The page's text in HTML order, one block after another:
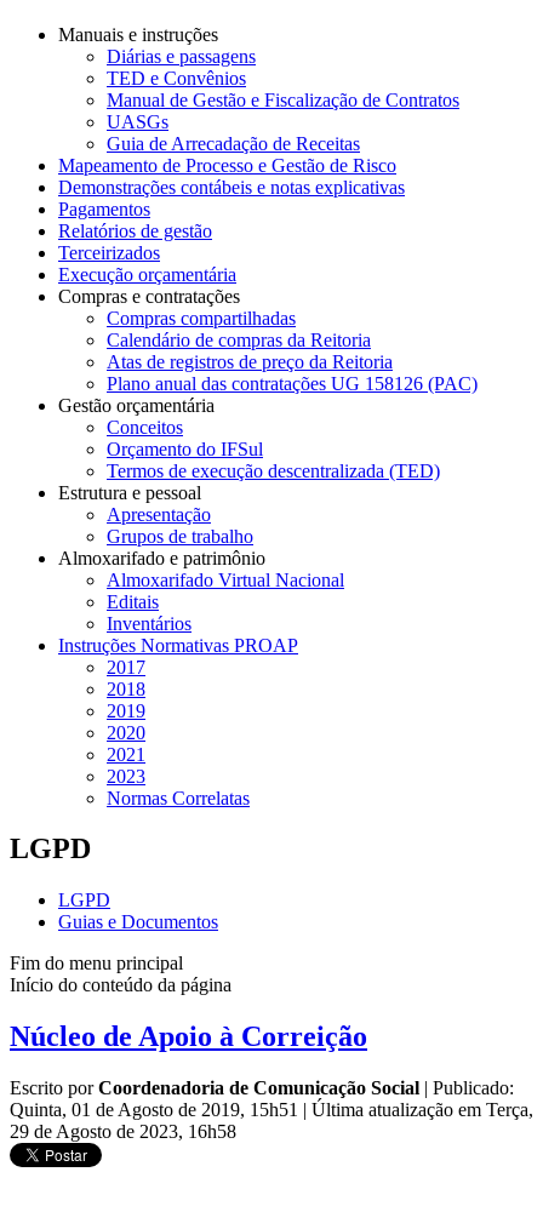
Manuais e instruções
Diárias e passagens
TED e Convênios
Manual de Gestão e Fiscalização de Contratos
UASGs
Guia de Arrecadação de Receitas
Mapeamento de Processo e Gestão de Risco
Demonstrações contábeis e notas explicativas
Pagamentos
Relatórios de gestão
Terceirizados
Execução orçamentária
Compras e contratações
Compras compartilhadas
Calendário de compras da Reitoria
Atas de registros de preço da Reitoria
Plano anual das contratações UG 158126 (PAC)
Gestão orçamentária
Conceitos
Orçamento do IFSul
Termos de execução descentralizada (TED)
Estrutura e pessoal
Apresentação
Grupos de trabalho
Almoxarifado e patrimônio
Almoxarifado Virtual Nacional
Editais
Inventários
Instruções Normativas PROAP
2017
2018
2019
2020
2021
2023
Normas Correlatas
LGPD
LGPD
Guias e Documentos
Fim do menu principal
Início do conteúdo da página
Núcleo de Apoio à Correição
Escrito porCoordenadoria de Comunicação Social | Publicado:
Quinta, 01 de Agosto de 2019, 15h51 | Última atualização em Terça,
29 de Agosto de 2023, 16h58